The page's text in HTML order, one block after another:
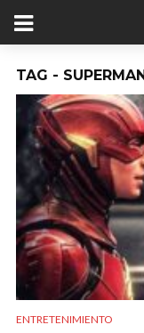
TAG -
ENTRETENIMIENTO